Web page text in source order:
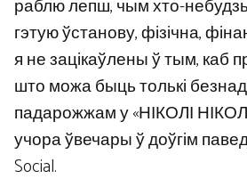
раблю лепш, чым хто-
гэтую ўстанову, фізічна,
я не зацікаўлены ў тым, каб
што можа быць толькі
падарожжам у «НІКОЛІ
учора ўвечары ў доўгім
Social.